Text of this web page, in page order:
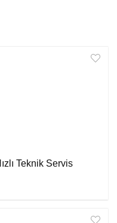
Teknik Servis